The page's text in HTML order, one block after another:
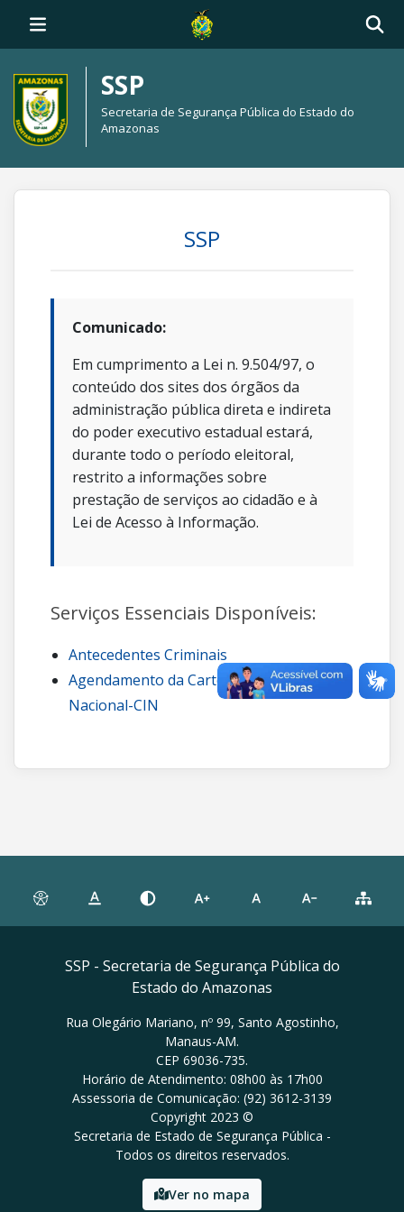
SSP
Secretaria de Segurança Pública do Estado do
Amazonas
SSP
Comunicado:
Em cumprimento a Lei n. 9.504/97, o
conteúdo dos sites dos órgãos da
administração pública direta e indireta
do poder executivo estadual estará,
durante todo o período eleitoral,
restrito a informações sobre
prestação de serviços ao cidadão e à
Lei de Acesso à Informação.
Serviços Essenciais Disponíveis:
Antecedentes Criminais
Agendamento da Carteira de Identidade
Nacional-CIN
SSP - Secretaria de Segurança Pública do
Estado do Amazonas
Rua Olegário Mariano, nº 99, Santo Agostinho,
Manaus-AM.
CEP 69036-735.
Horário de Atendimento: 08h00 às 17h00
Assessoria de Comunicação: (92) 3612-3139
Copyright 2023 ©
Secretaria de Estado de Segurança Pública -
Todos os direitos reservados.
Ver no mapa